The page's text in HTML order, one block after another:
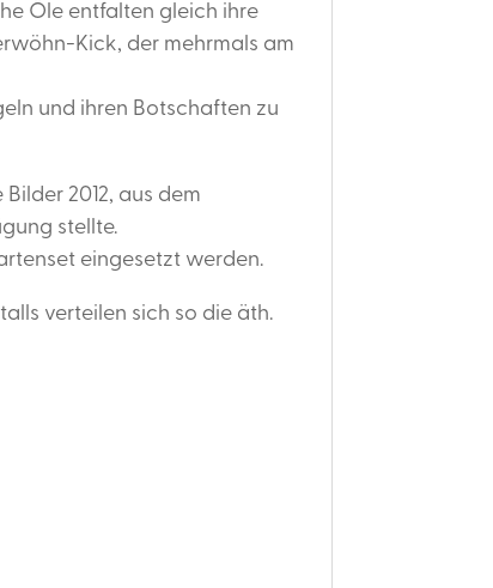
Öle entfalten gleich ihre
Kick, der mehrmals am
und ihren Botschaften zu
2012, aus dem
stellte.
eingesetzt werden.
verteilen sich so die äth.